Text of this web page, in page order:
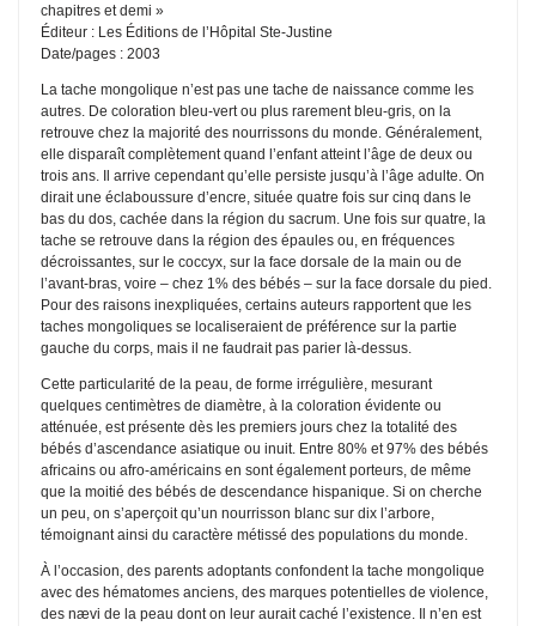
chapitres et demi »
Éditeur : Les Éditions de l’Hôpital Ste-Justine
Date/pages : 2003
La tache mongolique n’est pas une tache de naissance comme les
autres. De coloration bleu-vert ou plus rarement bleu-gris, on la
retrouve chez la majorité des nourrissons du monde. Généralement,
elle disparaît complètement quand l’enfant atteint l’âge de deux ou
trois ans. Il arrive cependant qu’elle persiste jusqu’à l’âge adulte. On
dirait une éclaboussure d’encre, située quatre fois sur cinq dans le
bas du dos, cachée dans la région du sacrum. Une fois sur quatre, la
tache se retrouve dans la région des épaules ou, en fréquences
décroissantes, sur le coccyx, sur la face dorsale de la main ou de
l’avant-bras, voire – chez 1% des bébés – sur la face dorsale du pied.
Pour des raisons inexpliquées, certains auteurs rapportent que les
taches mongoliques se localiseraient de préférence sur la partie
gauche du corps, mais il ne faudrait pas parier là-dessus.
Cette particularité de la peau, de forme irrégulière, mesurant
quelques centimètres de diamètre, à la coloration évidente ou
atténuée, est présente dès les premiers jours chez la totalité des
bébés d’ascendance asiatique ou inuit. Entre 80% et 97% des bébés
africains ou afro-américains en sont également porteurs, de même
que la moitié des bébés de descendance hispanique. Si on cherche
un peu, on s’aperçoit qu’un nourrisson blanc sur dix l’arbore,
témoignant ainsi du caractère métissé des populations du monde.
À l’occasion, des parents adoptants confondent la tache mongolique
avec des hématomes anciens, des marques potentielles de violence,
des nævi de la peau dont on leur aurait caché l’existence. Il n’en est